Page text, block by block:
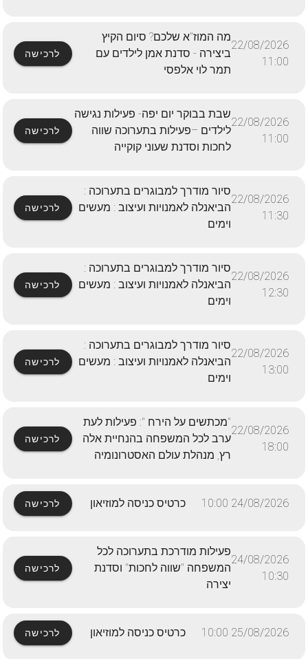
22/08/2026
11:00
מה המוז"א שלכם? סיום הקיץ
ביצירה - סדנת אמן לילדים עם
תמר לוי אלפסי
לרכישה
22/08/2026
11:00
שבת בבוקר יום יפה- פעילות נגישה
לילדים –פעילות בתערוכה שווה
לחכות וסדנת שעוני קוקייה
לרכישה
22/08/2026
11:30
סיור מודרך למבוגרים בתערוכה :
הביאנלה לאמנויות ועיצוב : מעשים
וימים
לרכישה
22/08/2026
12:30
סיור מודרך למבוגרים בתערוכה :
הביאנלה לאמנויות ועיצוב : מעשים
וימים
לרכישה
22/08/2026
13:00
סיור מודרך למבוגרים בתערוכה :
הביאנלה לאמנויות ועיצוב : מעשים
וימים
לרכישה
22/08/2026
18:00
"מכתשים על הירח ": פעילות לעת
ערב לכל המשפחה בהנחיית אלה
רץ, מנהלת עולם האסטרונומיה
לרכישה
24/08/2026 10:00 כרטיס כניסה למוזיאון לרכישה
24/08/2026
10:30
פעילות מודרכת בתערוכה לכל
המשפחה "שווה לחכות" וסדנת
יצירה
לרכישה
25/08/2026 10:00 כרטיס כניסה למוזיאון לרכישה